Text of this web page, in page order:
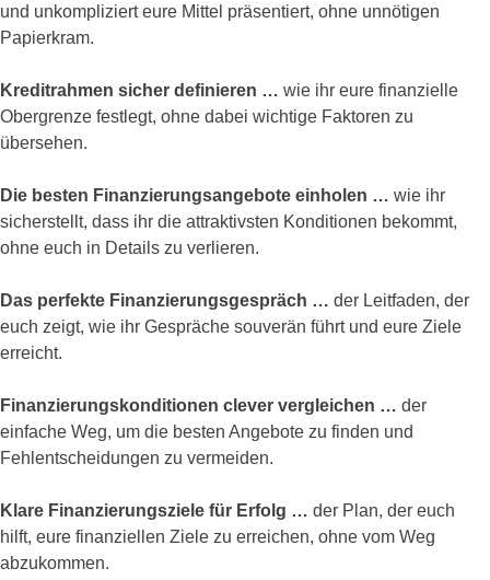
und unkompliziert eure Mittel präsentiert, ohne unnötigen
Papierkram.
Kreditrahmen sicher definieren … wie ihr eure finanzielle
Obergrenze festlegt, ohne dabei wichtige Faktoren zu
übersehen.
Die besten Finanzierungsangebote einholen … wie ihr
sicherstellt, dass ihr die attraktivsten Konditionen bekommt,
ohne euch in Details zu verlieren.
Das perfekte Finanzierungsgespräch … der Leitfaden, der
euch zeigt, wie ihr Gespräche souverän führt und eure Ziele
erreicht.
Finanzierungskonditionen clever vergleichen … der
einfache Weg, um die besten Angebote zu finden und
Fehlentscheidungen zu vermeiden.
Klare Finanzierungsziele für Erfolg … der Plan, der euch
hilft, eure finanziellen Ziele zu erreichen, ohne vom Weg
abzukommen.